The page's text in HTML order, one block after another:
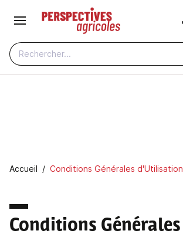
Aller au contenu principal
Rechercher...
Fil d'Ariane
Accueil Conditions Générales d'Utilisation
Conditions Générales